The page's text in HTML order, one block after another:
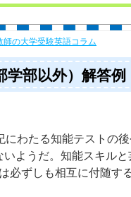
の大学受験英語コラム
部以外）解答例
わたる知能テストの
ようだ。知能スキルと
必ずしも相互に付随す